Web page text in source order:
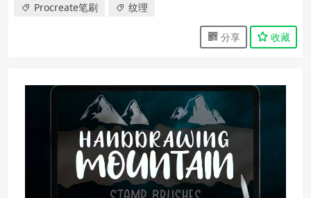
Procreate笔刷 纹理
分享 收藏